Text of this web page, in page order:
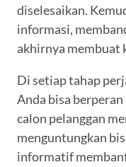
diselesaikan.
informasi,
akhirnya membuat
Di setiap tahap
Anda bisa
calon pelanggan
menguntungkan
informatif